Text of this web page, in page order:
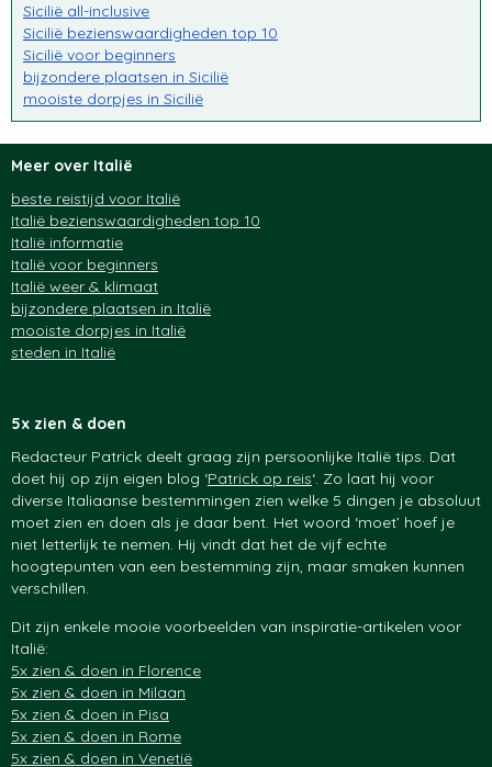
Sicilië all-inclusive
Sicilië bezienswaardigheden top 10
Sicilië voor beginners
bijzondere plaatsen in Sicilië
mooiste dorpjes in Sicilië
Meer over Italië
beste reistijd voor Italië
Italië bezienswaardigheden top 10
Italië informatie
Italië voor beginners
Italië weer & klimaat
bijzondere plaatsen in Italië
mooiste dorpjes in Italië
steden in Italië
5x zien & doen
Redacteur Patrick deelt graag zijn persoonlijke Italië tips. Dat
doet hij op zijn eigen blog ‘Patrick op reis‘. Zo laat hij voor
diverse Italiaanse bestemmingen zien welke 5 dingen je absoluut
moet zien en doen als je daar bent. Het woord ‘moet’ hoef je
niet letterlijk te nemen. Hij vindt dat het de vijf echte
hoogtepunten van een bestemming zijn, maar smaken kunnen
verschillen.
Dit zijn enkele mooie voorbeelden van inspiratie-artikelen voor
Italië:
5x zien & doen in Florence
5x zien & doen in Milaan
5x zien & doen in Pisa
5x zien & doen in Rome
5x zien & doen in Venetië